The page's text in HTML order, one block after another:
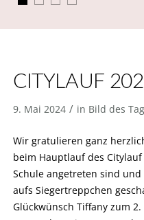
CITYLAUF
9. Mai 2024 / in Bild des
Wir gratulieren ganz
beim Hauptlauf des
Schule angetreten sind
aufs Siegertreppchen
Glückwünsch Tiffany zum